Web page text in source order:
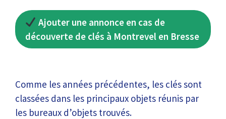
Ajouter une annonce en cas de
découverte de clés à Montrevel en Bresse
Comme les années précédentes, les clés sont
classées dans les principaux objets réunis par
les bureaux d’objets trouvés.